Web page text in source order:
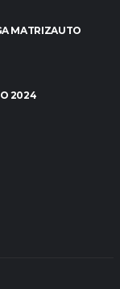
MATRIZAUTO
2024